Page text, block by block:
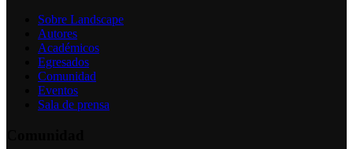
Sobre Landscape
Autores
Académicos
Egresados
Comunidad
Eventos
Sala de prensa